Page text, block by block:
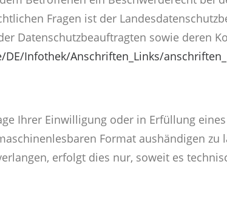
Fragen ist der
Datenschutzbeauftragten sowie deren
Infothek/Anschriften_Links/
Ihrer Einwilligung oder in Erfüllung
Format aushändigen zu
erfolgt dies nur, soweit es